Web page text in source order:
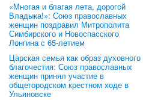
«Многая и благая лета, дорогой
Владыка!»: Союз православных
женщин поздравил Митрополита
Симбирского и Новоспасского
Лонгина с 65-летием
Царская семья как образ духовного
благочестия: Союз православных
женщин принял участие в
общегородском крестном ходе в
Ульяновске